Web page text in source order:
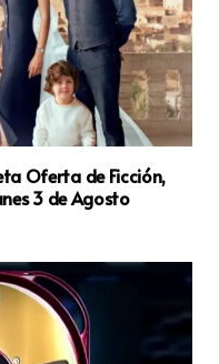
Oferta de Ficción,
3 de Agosto